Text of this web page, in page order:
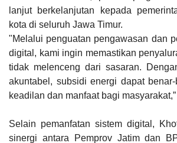
lanjut berkelanjutan kepada
kota di seluruh Jawa Timur.
"Melalui penguatan pengawasan dan
digital, kami ingin memastikan
tidak melenceng dari sasaran.
akuntabel, subsidi energi dapat
keadilan dan manfaat bagi
Selain pemanfatan sistem digital,
sinergi antara Pemprov Jatim dan